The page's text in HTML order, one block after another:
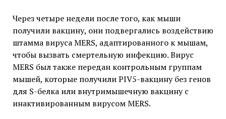
Через четыре недели после того, как мыши
получили вакцину, они подвергались воздействию
штамма вируса MERS, адаптированного к мышам,
чтобы вызвать смертельную инфекцию. Вирус
MERS был также передан контрольным группам
мышей, которые получили PIV5-вакцину без генов
для S-белка или внутримышечную вакцину с
инактивированным вирусом MERS.